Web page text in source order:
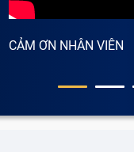
CẢM ƠN NHÂN VIÊN